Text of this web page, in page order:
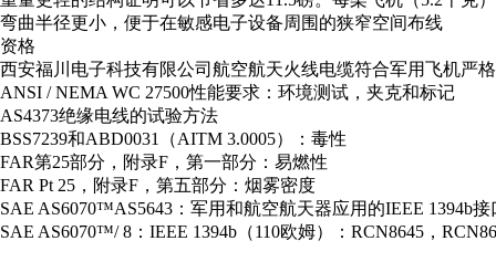
弯曲半径更小，便于在敏感电子设备周围的狭窄空间布线
资格
西安福川电子科技有限公司航空航天火线电缆符合军用飞机严
ANSI / NEMA WC 27500性能要求：环境测试，夹克和标记
AS4373绝缘电线的试验方法
BSS7239和ABD0031（AITM 3.0005）：毒性
FAR第25部分，附录F，第一部分：易燃性
FAR Pt 25，附录F，第五部分：烟雾密度
SAE AS6070™AS5643：军用和航空航天器应用的IEEE 1394b接
SAE AS6070™/ 8：IEEE 1394b（110欧姆）：RCN8645，